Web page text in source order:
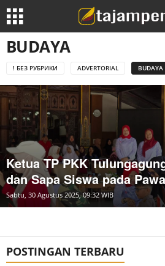
BUDAYA
! БЕЗ РУБРИКИ ADVERTORIAL BUDAYA
Ketua TP PKK
dan Sapa Siswa pada
Sabtu, 30 Agustus 2025, 09:32 WIB
POSTINGAN TERBARU